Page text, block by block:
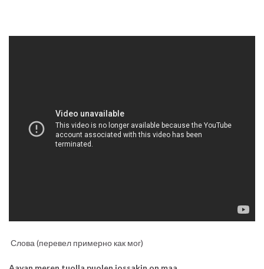
Слова (перевел примерно как мог)